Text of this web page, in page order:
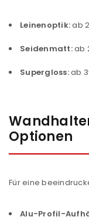
Leinenoptik:ab
Seidenmatt:ab
Supergloss:ab
Optionen
Für eine
Alu-Profil-